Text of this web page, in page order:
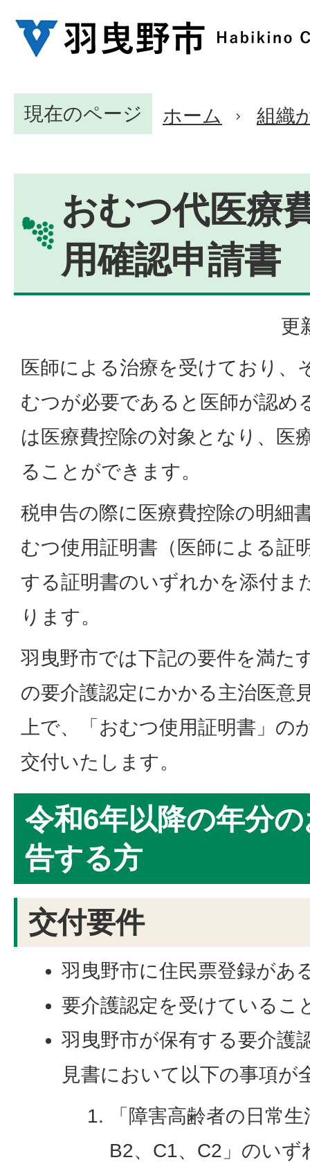
現在のページ ホーム 組織
おむつ代医療
用確認申請書
更
医師による治療を受けており、
むつが必要であると医師が認め
は医療費控除の対象となり、医
ることができます。
税申告の際に医療費控除の明細
むつ使用証明書（医師による証
する証明書のいずれかを添付ま
ります。
羽曳野市では下記の要件を満た
の要介護認定にかかる主治医意
上で、「おむつ使用証明書」の
交付いたします。
令和6年以降の年分
告する方
交付要件
羽曳野市に住民票登録があ
要介護認定を受けているこ
羽曳野市が保有する要介護
見書において以下の事項が
「障害高齢者の日常
B2、C1、C2」のい